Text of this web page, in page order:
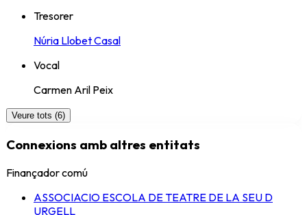
Tresorer
Núria Llobet Casal
Vocal
Carmen Aril Peix
Veure tots (6)
Connexions amb altres entitats
Finançador comú
ASSOCIACIO ESCOLA DE TEATRE DE LA SEU D
URGELL